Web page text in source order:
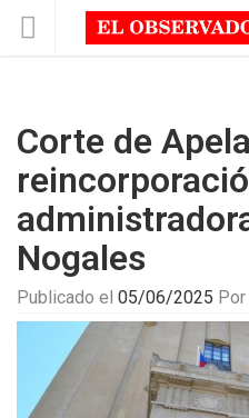
Corte de
Nogales
Publicado el 05/06/2025 Por